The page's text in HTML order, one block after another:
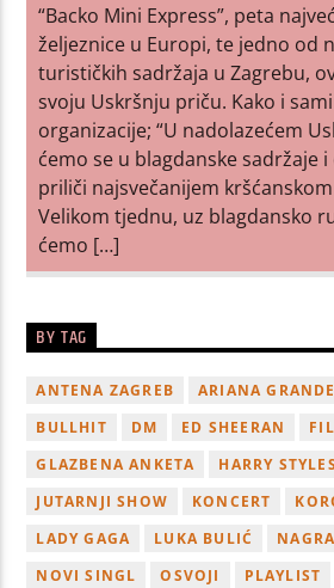
“Backo Mini Express”, peta
željeznice u Europi, te jedno od
turističkih sadržaja u Zagrebu,
svoju Uskršnju priču. Kako i
organizacije; “U nadolazećem
ćemo se u blagdanske sadržaje
priliči najsvečanijem
Velikom tjednu, uz blagdansko
ćemo […]
BY TAG
ANTENA ZAGREB ARIANA GRANDE
BULLHIT
DM ED SHEERAN
GLAZBENA ANKETA
HARRY STYLES
JUTARNJI SHOW
KONCERT
LADY GAGA
LUKA BULIĆ
NOVI SINGL
OSVOJI PLAYLIST